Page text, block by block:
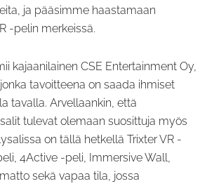
ja pääsimme haastamaan
-pelin merkeissä.
kajaanilainen CSE Entertainment Oy,
tavoitteena on saada ihmiset
tavalla. Arvellaankin, että
tulevat olemaan suosittuja myös
on tällä hetkellä Trixter VR -
4Active -peli, Immersive Wall,
sekä vapaa tila, jossa